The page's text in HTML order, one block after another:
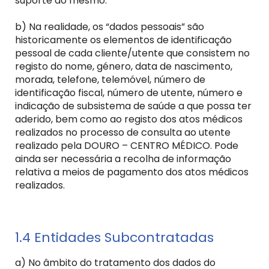
b) Na realidade, os “dados pessoais” são
historicamente os elementos de identificação
pessoal de cada cliente/utente que consistem no
registo do nome, género, data de nascimento,
morada, telefone, telemóvel, número de
identificação fiscal, número de utente, número e
indicação de subsistema de saúde a que possa ter
aderido, bem como ao registo dos atos médicos
realizados no processo de consulta ao utente
realizado pela DOURO – CENTRO MÉDICO. Pode
ainda ser necessária a recolha de informação
relativa a meios de pagamento dos atos médicos
realizados.
1.4 Entidades Subcontratadas
a) No âmbito do tratamento dos dados do